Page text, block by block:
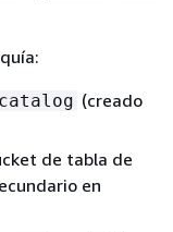
(creado
de tabla de
en